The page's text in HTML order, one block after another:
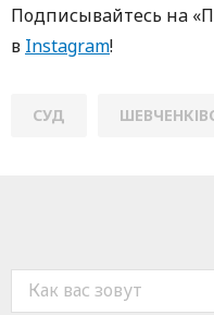
Пoдписывaйтесь нa
в Instagram!
СУД